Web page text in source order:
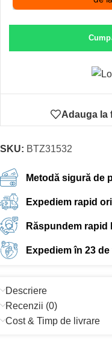
Adauga la
SKU: BTZ31532
Metodă sigură de
Expediem rapid
Răspundem rapid
Expediem în 23
Descriere
Recenzii (0)
Cost & Timp de livrare